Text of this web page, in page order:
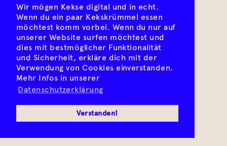
Wir mögen Kekse digital und in echt.
Wenn du ein paar Kekskrümmel essen
möchtest komm vorbei. Wenn du nur auf
unserer Website surfen möchtest und
dies mit bestmöglicher Funktionalität
und Sicherheit, erkläre dich mit der
Verwendung von Cookies einverstanden.
Mehr Infos in unserer
Datenschutzerklärung
Verstanden!